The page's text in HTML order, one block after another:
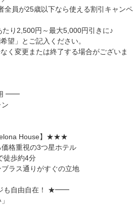
全員が25歳以下なら使える割引キャンペ
り2,500円～最大5,000円引きに♪
望」とご記入ください。
く変更または終了する場合がございま
━━
House】★★★
価格重視の3つ星ホテル
徒歩約4分
ラス通りがすぐの立地
も自由自在！ ★━━